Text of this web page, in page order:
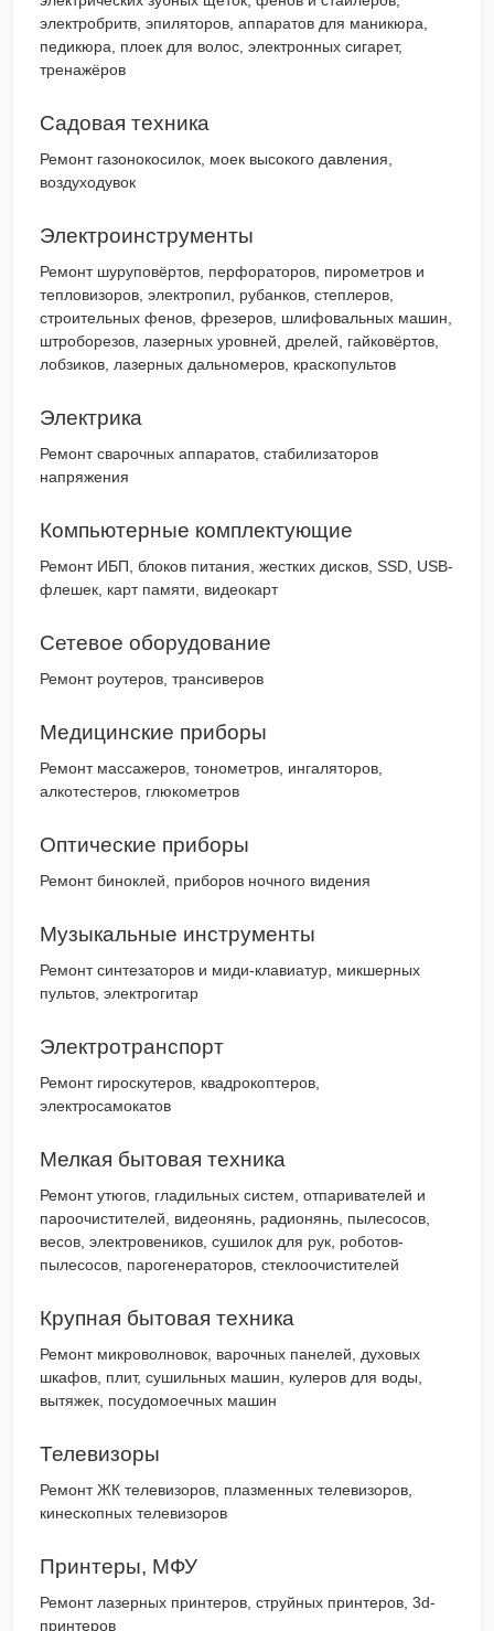
электробритв, эпиляторов, аппаратов для маникюра,
педикюра, плоек для волос, электронных сигарет,
тренажёров
Садовая техника
Ремонт газонокосилок, моек высокого давления,
воздуходувок
Электроинструменты
Ремонт шуруповёртов, перфораторов, пирометров и
тепловизоров, электропил, рубанков, степлеров,
строительных фенов, фрезеров, шлифовальных машин,
штроборезов, лазерных уровней, дрелей, гайковёртов,
лобзиков, лазерных дальномеров, краскопультов
Электрика
Ремонт сварочных аппаратов, стабилизаторов
напряжения
Компьютерные комплектующие
Ремонт ИБП, блоков питания, жестких дисков, SSD, USB-
флешек, карт памяти, видеокарт
Сетевое оборудование
Ремонт роутеров, трансиверов
Медицинские приборы
Ремонт массажеров, тонометров, ингаляторов,
алкотестеров, глюкометров
Оптические приборы
Ремонт биноклей, приборов ночного видения
Музыкальные инструменты
Ремонт синтезаторов и миди-клавиатур, микшерных
пультов, электрогитар
Электротранспорт
Ремонт гироскутеров, квадрокоптеров,
электросамокатов
Мелкая бытовая техника
Ремонт утюгов, гладильных систем, отпаривателей и
пароочистителей, видеонянь, радионянь, пылесосов,
весов, электровеников, сушилок для рук, роботов-
пылесосов, парогенераторов, стеклоочистителей
Крупная бытовая техника
Ремонт микроволновок, варочных панелей, духовых
шкафов, плит, сушильных машин, кулеров для воды,
вытяжек, посудомоечных машин
Телевизоры
Ремонт ЖК телевизоров, плазменных телевизоров,
кинескопных телевизоров
Принтеры, МФУ
Ремонт лазерных принтеров, струйных принтеров, 3d-
принтеров